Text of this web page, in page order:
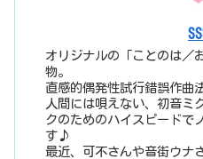
オリジナルの「ことのは／
物。
直感的偶発性試行錯誤作曲
人間には唄えない、初音ミ
クのためのハイスピードで
す♪
最近、可不さんや音街ウナ